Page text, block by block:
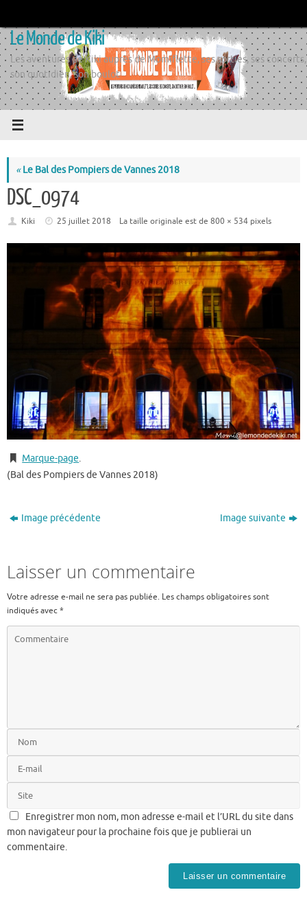
contenu
Le Monde de Kiki
Les aventures de Kiki auprès de Momiflette, ses sorties, ses concerts,
son quotidien, son boulot
«Le Bal des Pompiers de Vannes 2018
DSC_0974
Kiki 25 juillet 2018 La taille originale est de800 × 534 pixels
Marque-page.
(Bal des Pompiers de Vannes 2018)
Image précédente Image suivante
Laisser un commentaire
Votre adresse e-mail ne sera pas publiée. Les champs obligatoires sont
indiqués avec*
Enregistrer mon nom, mon adresse e-mail et l’URL du site dans
mon navigateur pour la prochaine fois que je publierai un
commentaire.